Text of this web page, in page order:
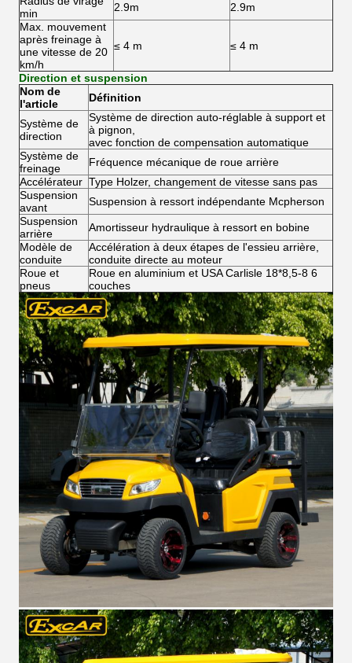
min
2.9m
2.9m
Max. mouvement
après freinage à
une vitesse de 20
km/h
≤ 4 m ≤ 4 m
Direction et suspension
Nom de
l'article
Définition
Système de
direction
Système de direction auto-réglable à support et
à pignon,
avec fonction de compensation automatique
Système de
freinage
Fréquence mécanique de roue arrière
Accélérateur Type Holzer, changement de vitesse sans pas
Suspension
avant
Suspension à ressort indépendante Mcpherson
Suspension
arrière
Amortisseur hydraulique à ressort en bobine
Modèle de
conduite
Accélération à deux étapes de l'essieu arrière,
conduite directe au moteur
Roue et
pneus
Roue en aluminium et USA Carlisle 18*8,5-8 6
couches